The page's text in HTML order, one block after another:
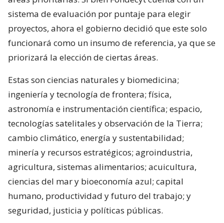
sistema de evaluación por puntaje para elegir
proyectos, ahora el gobierno decidió que este solo
funcionará como un insumo de referencia, ya que se
priorizará la elección de ciertas áreas.
Estas son ciencias naturales y biomedicina;
ingeniería y tecnología de frontera; física,
astronomía e instrumentación científica; espacio,
tecnologías satelitales y observación de la Tierra;
cambio climático, energía y sustentabilidad;
minería y recursos estratégicos; agroindustria,
agricultura, sistemas alimentarios; acuicultura,
ciencias del mar y bioeconomía azul; capital
humano, productividad y futuro del trabajo; y
seguridad, justicia y políticas públicas.